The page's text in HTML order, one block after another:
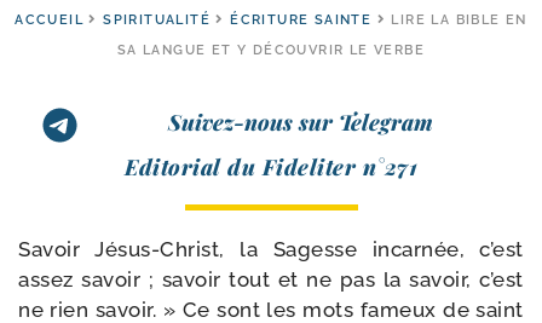
ACCUEIL SPIRITUALITÉ ÉCRITURE SAINTE
LIRE LA BIBLE EN
SA LANGUE ET Y DÉCOUVRIR LE VERBE
Suivez-nous sur Telegram
Editorial du Fideliter n°271
Savoir Jésus-​Christ, la Sagesse incar­née, c’est
assez savoir ; savoir tout et ne pas la savoir, c’est
ne rien savoir. » Ce sont les mots fameux de saint